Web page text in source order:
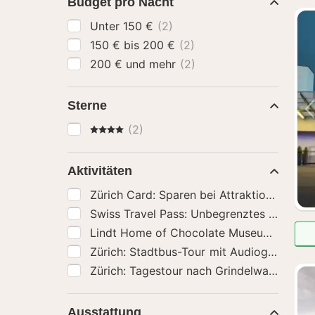
Unter 150 € (2)
150 € bis 200 € (2)
200 € und mehr (2)
Sterne
4 Sterne(2)
Aktivitäten
Ausstattung